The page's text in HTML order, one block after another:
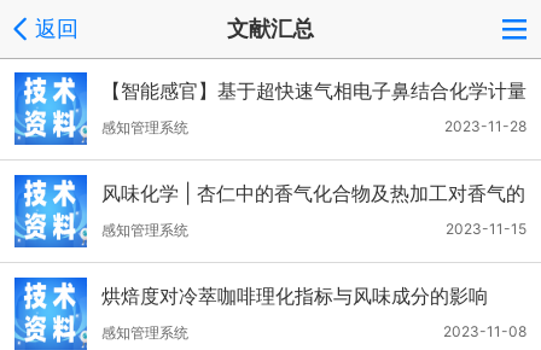
返回 文献汇总
【智能感官】基于超快速气相电子鼻结合化学计量
学比较不同方法炮制苦杏仁的挥发性成分差异2023-11-28
感知管理系统
风味化学 | 杏仁中的香气化合物及热加工对香气的
影响
2023-11-15
感知管理系统
烘焙度对冷萃咖啡理化指标与风味成分的影响
2023-11-08
感知管理系统